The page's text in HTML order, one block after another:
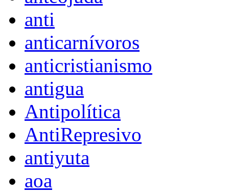
anti
anticarnívoros
anticristianismo
antigua
Antipolítica
AntiRepresivo
antiyuta
aoa